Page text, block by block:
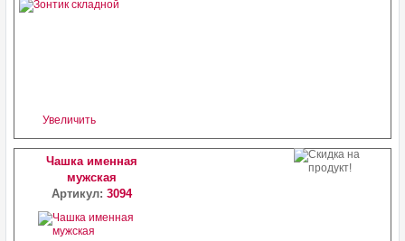
Увеличить
Чашка именная
мужская
Артикул: 3094